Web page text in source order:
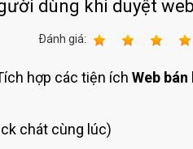
dùng khi duyệt
Ðánh giá:
hợp các tiện ích Web
chát cùng lúc)